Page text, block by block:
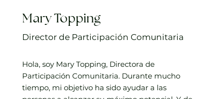
Mary Topping
Director de Participación Comunitaria
Hola, soy Mary Topping, Directora de
Participación Comunitaria. Durante mucho
tiempo, mi objetivo ha sido ayudar a las